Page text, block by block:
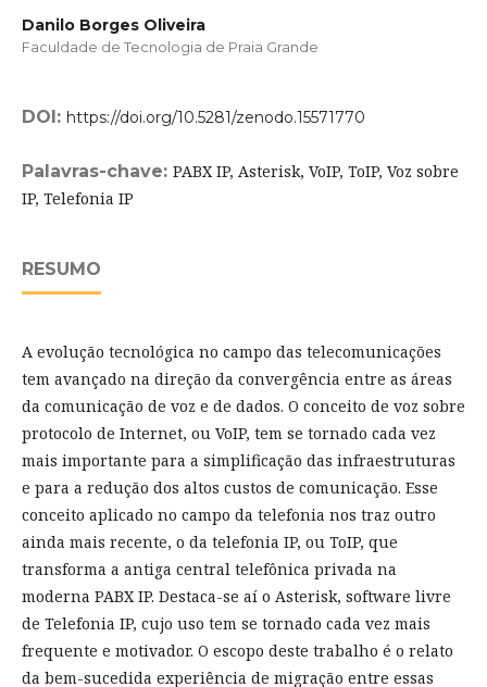
Danilo Borges Oliveira
Faculdade de Tecnologia de Praia Grande
DOI: https://doi.org/10.5281/zenodo.15571770
Palavras-chave: PABX IP, Asterisk, VoIP, ToIP, Voz sobre
IP, Telefonia IP
RESUMO
A evolução tecnológica no campo das telecomunicações
tem avançado na direção da convergência entre as áreas
da comunicação de voz e de dados. O conceito de voz sobre
protocolo de Internet, ou VoIP, tem se tornado cada vez
mais importante para a simplificação das infraestruturas
e para a redução dos altos custos de comunicação. Esse
conceito aplicado no campo da telefonia nos traz outro
ainda mais recente, o da telefonia IP, ou ToIP, que
transforma a antiga central telefônica privada na
moderna PABX IP. Destaca-se aí o Asterisk, software livre
de Telefonia IP, cujo uso tem se tornado cada vez mais
frequente e motivador. O escopo deste trabalho é o relato
da bem-sucedida experiência de migração entre essas